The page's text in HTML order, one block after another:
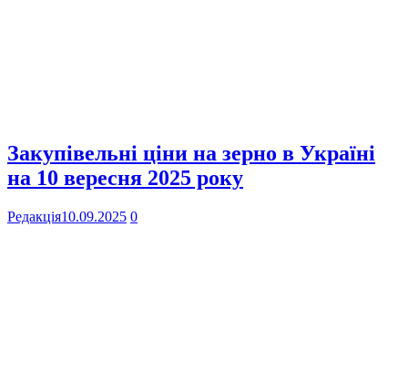
Закупівельні ціни на зерно в Україні
на 10 вересня 2025 року
Редакція10.09.2025 0